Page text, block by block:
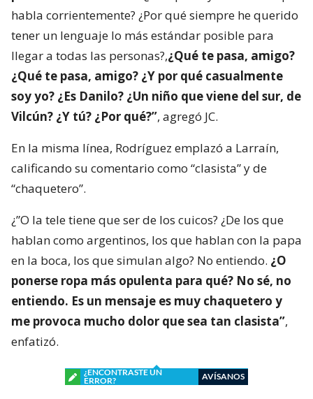
habla corrientemente? ¿Por qué siempre he querido
tener un lenguaje lo más estándar posible para
llegar a todas las personas?,¿Qué te pasa, amigo?
¿Qué te pasa, amigo? ¿Y por qué casualmente
soy yo? ¿Es Danilo? ¿Un niño que viene del sur, de
Vilcún? ¿Y tú? ¿Por qué?”, agregó JC.
En la misma línea, Rodríguez emplazó a Larraín,
calificando su comentario como “clasista” y de
“chaquetero”.
¿”O la tele tiene que ser de los cuicos? ¿De los que
hablan como argentinos, los que hablan con la papa
en la boca, los que simulan algo? No entiendo. ¿O
ponerse ropa más opulenta para qué? No sé, no
entiendo. Es un mensaje es muy chaquetero y
me provoca mucho dolor que sea tan clasista”,
enfatizó.
¿ENCONTRASTE UN
ERROR?
AVÍSANOS